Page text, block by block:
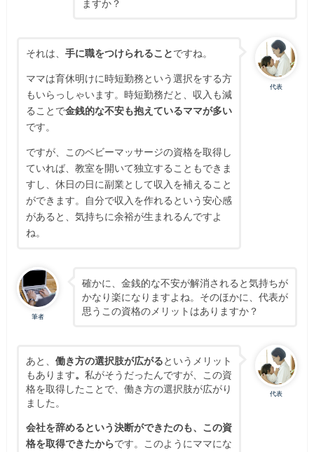
ますか？
代表
それは、 手に職をつけられることですね。
ママは育休明けに時短勤務という選択をする方
もいらっしゃいます。時短勤務だと、収入も減
ることで金銭的な不安も抱えているママが多い
です。
ですが、このベビーマッサージの資格を取得し
ていれば、教室を開いて独立することもできま
すし、休日の日に副業として収入を補えること
ができます。自分で収入を作れるという安心感
があると、気持ちに余裕が生まれるんですよ
ね。
筆者
確かに、金銭的な不安が解消されると気持ちが
かなり楽になりますよね。そのほかに、代表が
思うこの資格のメリットはありますか？
代表
あと、 働き方の選択肢が広がるというメリット
もあります。 私がそうだったんですが、この資
格を取得したことで、働き方の選択肢が広がり
ました。
会社を辞めるという決断ができたのも、この資
格を取得できたからです。このようにママにな